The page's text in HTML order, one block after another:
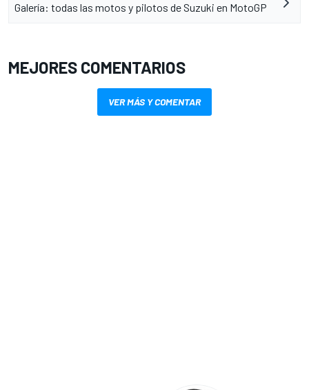
Galería: todas las motos y pilotos de Suzuki en MotoGP
MEJORES COMENTARIOS
VER MÁS Y COMENTAR